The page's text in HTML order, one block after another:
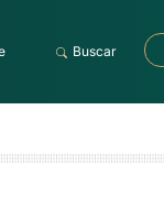
Buscar